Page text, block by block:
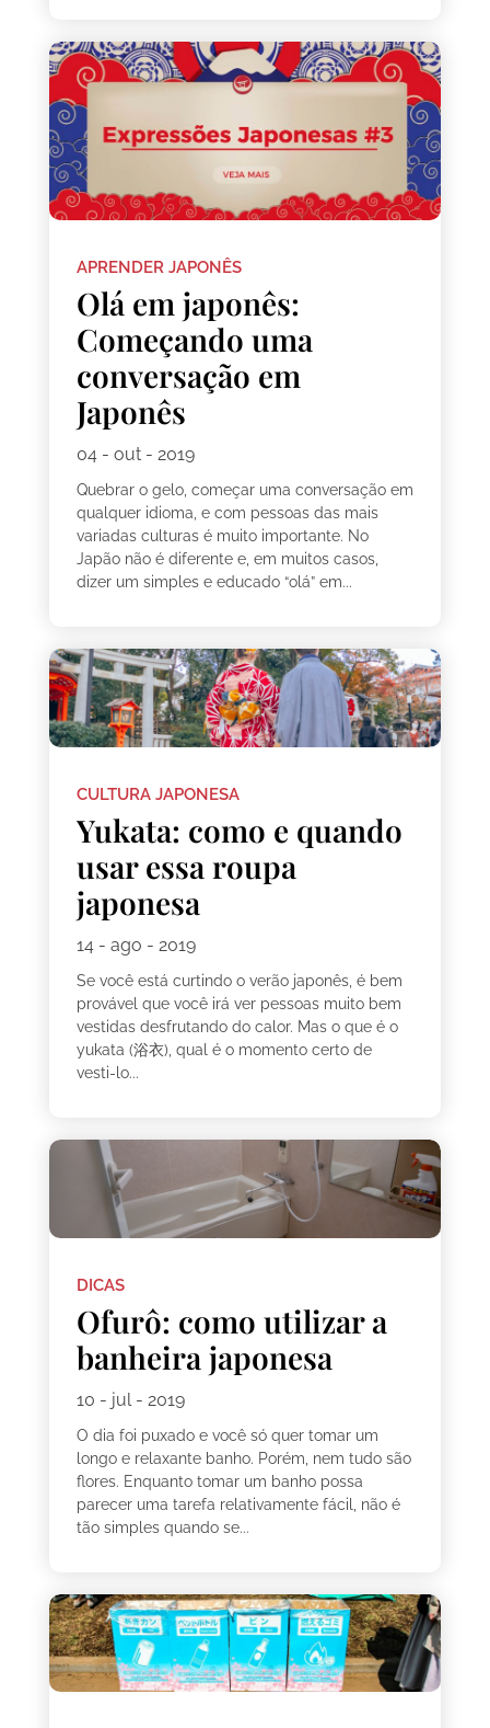
APRENDER JAPONÊS
Olá em japonês:
Começando uma
conversação em
Japonês
04 - out - 2019
Quebrar o gelo, começar uma conversação em
qualquer idioma, e com pessoas das mais
variadas culturas é muito importante. No
Japão não é diferente e, em muitos casos,
dizer um simples e educado “olá” em...
CULTURA JAPONESA
Yukata: como e quando
usar essa roupa
japonesa
14 - ago - 2019
Se você está curtindo o verão japonês, é bem
provável que você irá ver pessoas muito bem
vestidas desfrutando do calor. Mas o que é o
yukata (浴衣), qual é o momento certo de
vesti-lo...
DICAS
Ofurô: como utilizar a
banheira japonesa
10 - jul - 2019
O dia foi puxado e você só quer tomar um
longo e relaxante banho. Porém, nem tudo são
flores. Enquanto tomar um banho possa
parecer uma tarefa relativamente fácil, não é
tão simples quando se...